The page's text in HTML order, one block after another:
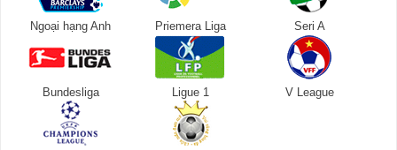
Ngoại hạng Anh Priemera Liga Seri A
Bundesliga Ligue 1 V League